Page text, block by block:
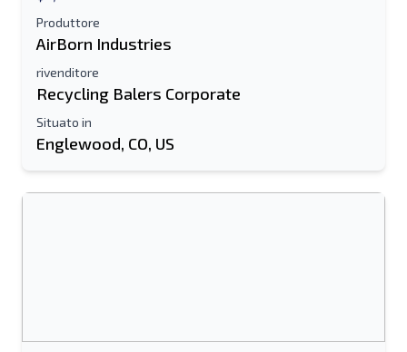
Produttore
AirBorn Industries
rivenditore
Recycling Balers Corporate
Situato in
Englewood, CO, US
Invia ad un amico